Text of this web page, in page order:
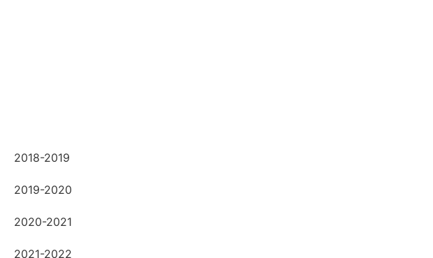
2018-2019
2019-2020
2020-2021
2021-2022